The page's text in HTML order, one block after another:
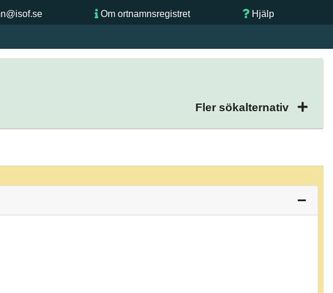
Om ortnamnsregistret Hjälp
Fler sökalternativ